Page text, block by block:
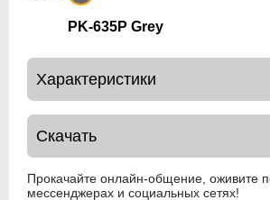
PK-635P Grey
Характеристики
Скачать
Прокачайте онлайн-общение, оживите
мессенджерах и социальных сетях!